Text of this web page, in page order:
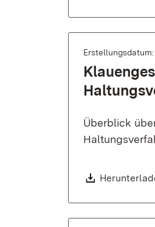
Erstellungsdatum:
Überblick
Download: